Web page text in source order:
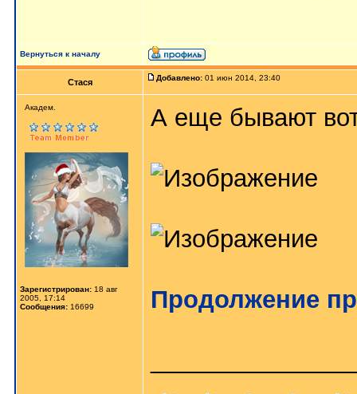
Вернуться к началу
Стася Добавлено: 01 июн 2014, 23:40
Aкaдeм.
Зарегистрирован: 18 авг
2005, 17:14
Сообщения: 16699
А еще бывают
Продолжение